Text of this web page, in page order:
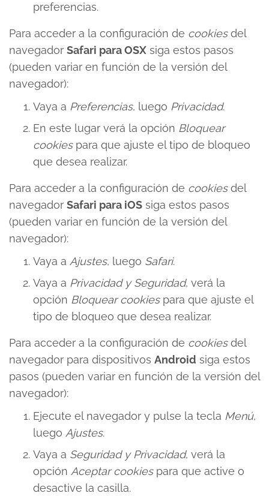
preferencias.
Para acceder a la configuración de cookiesdel
navegador Safari para OSX siga estos pasos
(pueden variar en función de la versión del
navegador):
Vaya a Preferencias, luego Privacidad.
En este lugar verá la opción Bloquear
cookiespara que ajuste el tipo de bloqueo
que desea realizar.
Para acceder a la configuración de cookiesdel
navegador Safari para iOS siga estos pasos
(pueden variar en función de la versión del
navegador):
Vaya a Ajustes, luego Safari.
Vaya a Privacidad y Seguridad, verá la
opción Bloquear cookiespara que ajuste el
tipo de bloqueo que desea realizar.
Para acceder a la configuración de cookiesdel
navegador para dispositivos Android siga estos
pasos (pueden variar en función de la versión del
navegador):
Ejecute el navegador y pulse la tecla Menú,
luego Ajustes.
Vaya a Seguridad y Privacidad, verá la
opción Aceptar cookiespara que active o
desactive la casilla.